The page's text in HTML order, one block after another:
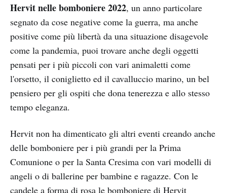
Hervit nelle bomboniere 2022, un anno particolare
segnato da cose negative come la guerra, ma anche
positive come più libertà da una situazione disagevole
come la pandemia, puoi trovare anche degli oggetti
pensati per i più piccoli con vari animaletti come
l'orsetto, il coniglietto ed il cavalluccio marino, un bel
pensiero per gli ospiti che dona tenerezza e allo stesso
tempo eleganza.
Hervit non ha dimenticato gli altri eventi creando anche
delle bomboniere per i più grandi per la Prima
Comunione o per la Santa Cresima con vari modelli di
angeli o di ballerine per bambine e ragazze. Con le
candele a forma di rosa le bomboniere di Hervit